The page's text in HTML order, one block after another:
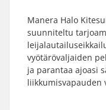
Manera Halo
suunniteltu
vyötärövaljaiden
ja parantaa ajoasi
liikkumisvapauden